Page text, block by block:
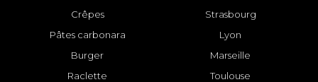
Crêpes
Pâtes carbonara
Burger
Raclette
Strasbourg
Lyon
Marseille
Toulouse